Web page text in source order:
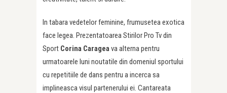
In tabara vedetelor feminine, frumusetea exotica
face legea. Prezentatoarea Stirilor Pro Tv din
Sport Corina Carageava alterna pentru
urmatoarele luni noutatile din domeniul sportului
cu repetitiile de dans pentru a incerca sa
implineasca visul partenerului ei. Cantareata